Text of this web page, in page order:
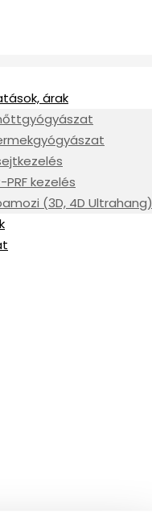
árak
PRF kezelés
(3D, 4D Ultrahang)